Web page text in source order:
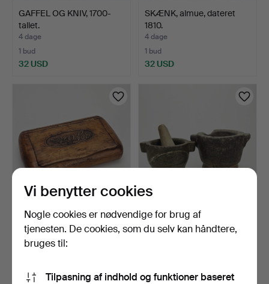
GAFFEL OG KNIV, 1700-
tallet.
4 dage
1 bud
32 USD
SKÆNK, almue, dateret
1810.
4 dage
1 bud
32 USD
TOBAKSSKRIN, træ, 1800-
tallet.
7 dage
STENMORTLER, 2 stk., en
med støder, 1800-t…
Vi benytter cookies
Nogle cookies er nødvendige for brug af
tjenesten. De cookies, som du selv kan håndtere,
bruges til:
Tilpasning af indhold og funktioner baseret